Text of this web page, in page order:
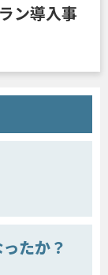
ン導入事
たか？